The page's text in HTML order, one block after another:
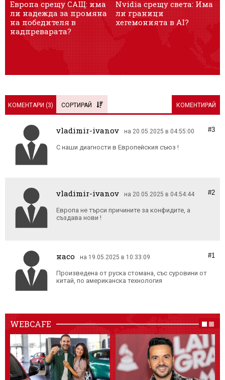
Европа срещу САЩ: има
ли надежда за промяна
на победителя в
надпреварата?
Nvidia срещу света: Има
ли граници
хегемонията в AI?
КОМЕНТАРИ (3) СОРТИРАЙ КОМЕНТИРАЙ
vladimir-ivanov на 20.05.2025 в 04:55:00 #3
С наши диагности в Европейския съюз !
vladimir-ivanov на 20.05.2025 в 04:54:44 #2
Европа не търси причините за конфидите, а
създава нови !
насо на 19.05.2025 в 10:33:09 #1
Произведена от руска стомана, със суровини от
китай, по американска технология
WEBCAFE